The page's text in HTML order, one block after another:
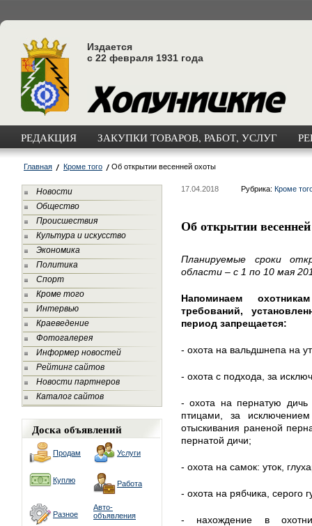
Издается
с 22 февраля 1931 года
РЕДАКЦИЯ ЗАКУПКИ ТОВАРОВ, РАБОТ, УСЛУГ
Главная Кроме того Об открытии весенней охоты
Новости
Общество
Происшествия
Культура и искусство
Экономика
Политика
Спорт
Кроме того
Интервью
Краеведение
Фотогалерея
Информер новостей
Рейтинг сайтов
Новости партнеров
Каталог сайтов
Доска объявлений
Продам Услуги
Куплю Работа
Разное
Авто-
объявления
17.04.2018 Рубрика: Кроме
Об открытии
Планируемые сроки
области – с 1 по 10 мая
Напоминаем
требований,
период запрещается:
- охота на вальдшнепа на
- охота с подхода, за
- охота на пернатую дичь
птицами, за
отыскивания раненой
пернатой дичи;
- охота на самок: уток,
- охота на рябчика, серого
- нахождение в